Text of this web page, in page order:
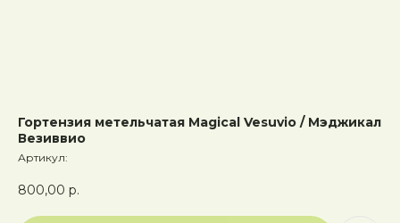
Гортензия метельчатая Magical Vesuvio / Мэджикал
Везиввио
Артикул:
800,00 р.